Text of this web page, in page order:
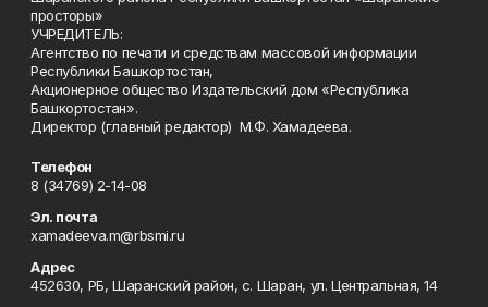
просторы»
УЧРЕДИТЕЛЬ:
Агентство по печати и средствам массовой информации
Республики Башкортостан,
Акционерное общество Издательский дом «Республика
Башкортостан».
Директор (главный редактор) М.Ф. Хамадеева.
Телефон
8 (34769) 2-14-08
Эл. почта
xamadeeva.m@rbsmi.ru
Адрес
452630, РБ, Шаранский район, с. Шаран, ул. Центральная, 14